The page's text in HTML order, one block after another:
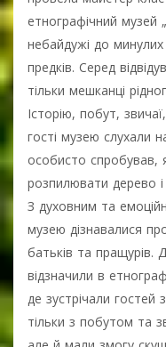
етнографічний музей
небайдужі до минулих
предків. Серед
тільки мешканці
Історію, побут,
гості музею слухали
особисто спробував,
розпилювати дерево і
З духовним та
музею дізнавалися
батьків та пращурів.
відзначили в
де зустрічали гостей
тільки з побутом та